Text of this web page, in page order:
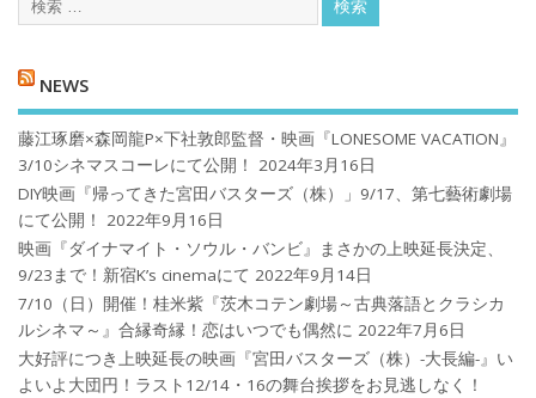
NEWS
藤江琢磨×森岡龍P×下社敦郎監督・映画『LONESOME VACATION』
3/10シネマスコーレにて公開！
2024年3月16日
DIY映画『帰ってきた宮田バスターズ（株）」9/17、第七藝術劇場
にて公開！
2022年9月16日
映画『ダイナマイト・ソウル・バンビ』まさかの上映延長決定、
9/23まで！新宿K’s cinemaにて 2022年9月14日
7/10（日）開催！桂米紫『茨木コテン劇場～古典落語とクラシカ
ルシネマ～』合縁奇縁！恋はいつでも偶然に 2022年7月6日
大好評につき上映延長の映画『宮田バスターズ（株）-大長編-』い
よいよ大団円！ラスト12/14・16の舞台挨拶をお見逃しなく！